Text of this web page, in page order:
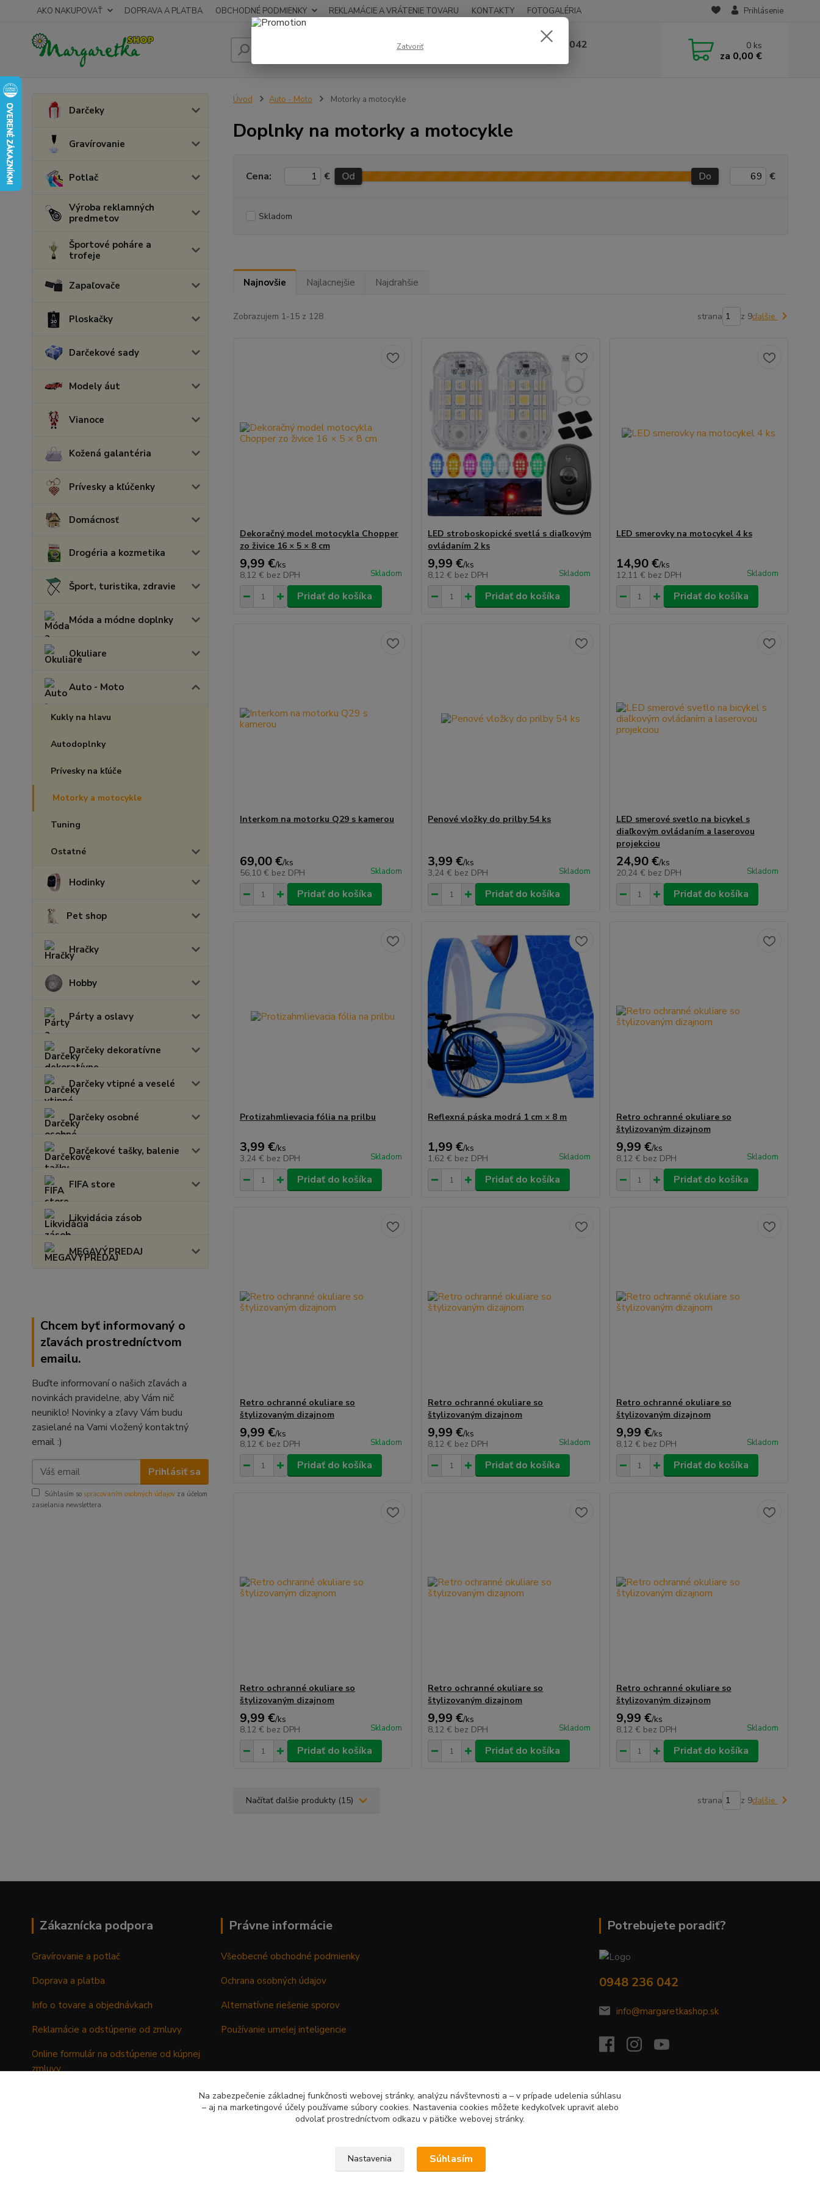
AKO NAKUPOVAŤ DOPRAVA A PLATBA OBCHODNÉ PODMIENKY REKLAMÁCIE A VRÁTENIE TOVARU KONTAKTY FOTOGALÉRIA Prihlásenie
Hľadať 0948 236 042 0 ks
za 0,00 €
Darčeky
Gravírovanie
Potlač
Výroba reklamných
predmetov
Športové poháre a
trofeje
Zapaľovače
Ploskačky
Darčekové sady
Modely áut
Vianoce
Kožená galantéria
Prívesky a kľúčenky
Domácnosť
Drogéria a kozmetika
Šport, turistika, zdravie
Móda a módne doplnky
Okuliare
Auto - Moto
Kukly na hlavu
Autodoplnky
Prívesky na kľúče
Motorky a motocykle
Tuning
Ostatné
Hodinky
Pet shop
Hračky
Hobby
Párty a oslavy
Darčeky dekoratívne
Darčeky vtipné a veselé
Darčeky osobné
Darčekové tašky, balenie
FIFA store
Likvidácia zásob
MEGAVÝPREDAJ
Chcem byť informovaný o
zľavách prostredníctvom
emailu.
Buďte informovaní o našich zľavách a
novinkách pravidelne, aby Vám nič
neuniklo! Novinky a zľavy Vám budu
zasielané na Vami vložený kontaktný
email :)
Prihlásiť sa
Súhlasím so spracovaním osobných údajov za účelom
zasielania newslettera.
Úvod Auto - Moto Motorky a motocykle
Doplnky na motorky a motocykle
Cena: € Od Do €
Skladom
Najnovšie Najlacnejšie Najdrahšie
Zobrazujem 1-15 z 128 strana z 9ďalšie
Dekoračný model motocykla Chopper
zo živice 16 × 5 × 8 cm
9,99 €/ks
8,12 € bez DPH Skladom
Pridať do košíka
LED stroboskopické svetlá s diaľkovým
ovládaním 2 ks
9,99 €/ks
8,12 € bez DPH Skladom
Pridať do košíka
LED smerovky na motocykel 4 ks
14,90 €/ks
12,11 € bez DPH Skladom
Pridať do košíka
Interkom na motorku Q29 s kamerou
69,00 €/ks
56,10 € bez DPH Skladom
Pridať do košíka
Penové vložky do prilby 54 ks
3,99 €/ks
3,24 € bez DPH Skladom
Pridať do košíka
LED smerové svetlo na bicykel s
diaľkovým ovládaním a laserovou
projekciou
24,90 €/ks
20,24 € bez DPH Skladom
Pridať do košíka
Protizahmlievacia fólia na prilbu
3,99 €/ks
3,24 € bez DPH Skladom
Pridať do košíka
Reflexná páska modrá 1 cm × 8 m
1,99 €/ks
1,62 € bez DPH Skladom
Pridať do košíka
Retro ochranné okuliare so
štylizovaným dizajnom
9,99 €/ks
8,12 € bez DPH Skladom
Pridať do košíka
Retro ochranné okuliare so
štylizovaným dizajnom
9,99 €/ks
8,12 € bez DPH Skladom
Pridať do košíka
Retro ochranné okuliare so
štylizovaným dizajnom
9,99 €/ks
8,12 € bez DPH Skladom
Pridať do košíka
Retro ochranné okuliare so
štylizovaným dizajnom
9,99 €/ks
8,12 € bez DPH Skladom
Pridať do košíka
Retro ochranné okuliare so
štylizovaným dizajnom
9,99 €/ks
8,12 € bez DPH Skladom
Pridať do košíka
Retro ochranné okuliare so
štylizovaným dizajnom
9,99 €/ks
8,12 € bez DPH Skladom
Pridať do košíka
Retro ochranné okuliare so
štylizovaným dizajnom
9,99 €/ks
8,12 € bez DPH Skladom
Pridať do košíka
Načítať ďalšie produkty (15) strana z 9ďalšie
Zákaznícka podpora
Gravírovanie a potlač
Doprava a platba
Info o tovare a objednávkach
Reklamácie a odstúpenie od zmluvy
Online formulár na odstúpenie od kúpnej
zmluvy
Právne informácie
Všeobecné obchodné podmienky
Ochrana osobných údajov
Alternatívne riešenie sporov
Používanie umelej inteligencie
Potrebujete poradiť?
0948 236 042
info@margaretkashop.sk
Zatvoriť
Na zabezpečenie základnej funkčnosti webovej stránky, analýzu návštevnosti a – v prípade udelenia súhlasu
– aj na marketingové účely používame súbory cookies. Nastavenia cookies môžete kedykoľvek upraviť alebo
odvolať prostredníctvom odkazu v pätičke webovej stránky.
Nastavenia Súhlasím